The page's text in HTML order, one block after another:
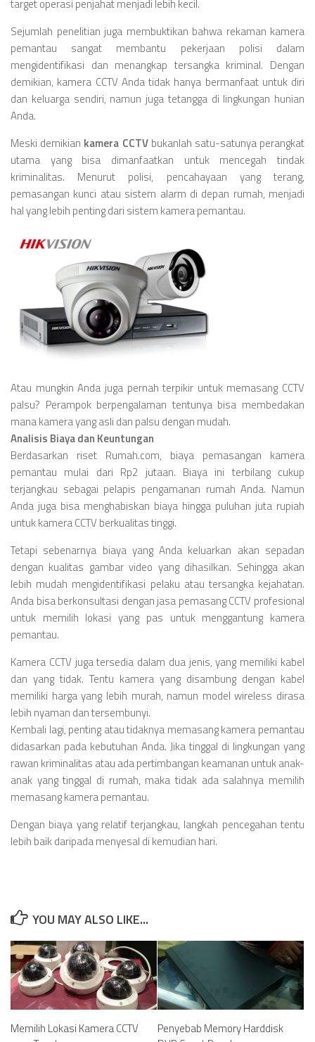
target operasi penjahat menjadi lebih kecil.
Sejumlah penelitian juga membuktikan bahwa rekaman kamera
pemantau sangat membantu pekerjaan polisi dalam
mengidentifikasi dan menangkap tersangka kriminal. Dengan
demikian, kamera CCTV Anda tidak hanya bermanfaat untuk diri
dan keluarga sendiri, namun juga tetangga di lingkungan hunian
Anda.
Meski demikian kamera CCTVbukanlah satu-satunya perangkat
utama yang bisa dimanfaatkan untuk mencegah tindak
kriminalitas. Menurut polisi, pencahayaan yang terang,
pemasangan kunci atau sistem alarm di depan rumah, menjadi
hal yang lebih penting dari sistem kamera pemantau.
Atau mungkin Anda juga pernah terpikir untuk memasang CCTV
palsu? Perampok berpengalaman tentunya bisa membedakan
mana kamera yang asli dan palsu dengan mudah.
Analisis Biaya dan Keuntungan
Berdasarkan riset Rumah.com, biaya pemasangan kamera
pemantau mulai dari Rp2 jutaan. Biaya ini terbilang cukup
terjangkau sebagai pelapis pengamanan rumah Anda. Namun
Anda juga bisa menghabiskan biaya hingga puluhan juta rupiah
untuk kamera CCTV berkualitas tinggi.
Tetapi sebenarnya biaya yang Anda keluarkan akan sepadan
dengan kualitas gambar video yang dihasilkan. Sehingga akan
lebih mudah mengidentifikasi pelaku atau tersangka kejahatan.
Anda bisa berkonsultasi dengan jasa pemasang CCTV profesional
untuk memilih lokasi yang pas untuk menggantung kamera
pemantau.
Kamera CCTV juga tersedia dalam dua jenis, yang memiliki kabel
dan yang tidak. Tentu kamera yang disambung dengan kabel
memiliki harga yang lebih murah, namun model wireless dirasa
lebih nyaman dan tersembunyi.
Kembali lagi, penting atau tidaknya memasang kamera pemantau
didasarkan pada kebutuhan Anda. Jika tinggal di lingkungan yang
rawan kriminalitas atau ada pertimbangan keamanan untuk anak-
anak yang tinggal di rumah, maka tidak ada salahnya memilih
memasang kamera pemantau.
Dengan biaya yang relatif terjangkau, langkah pencegahan tentu
lebih baik daripada menyesal di kemudian hari.
YOU MAY ALSO LIKE...
Memilih Lokasi Kamera CCTV
Penyebab Memory Harddisk